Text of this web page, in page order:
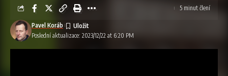
Poslední aktualizace: 2023/12/22 at 6:20 PM
Pavel Koráb
5 minut člení